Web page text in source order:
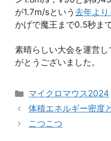
が1.7m/sという 去年より
かげで魔王まで0.5秒ま
素晴らしい大会を運営
がとうございました。
カ
テ
リ
マイクロマウス2024
体積エネルギー密度
こつこつ